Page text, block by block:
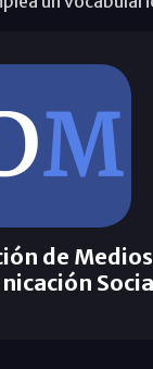
de